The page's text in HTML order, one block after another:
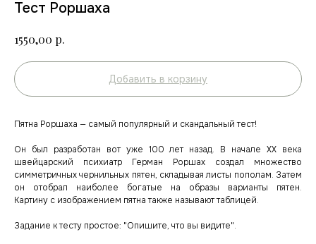
Тест Роршаха
1550,00 р.
Добавить в корзину
Пятна Роршаха — самый популярный и скандальный тест!
Он был разработан вот уже 100 лет назад. В начале ХХ века
швейцарский психиатр Герман Роршах создал множество
симметричных чернильных пятен, складывая листы пополам. Затем
он отобрал наиболее богатые на образы варианты пятен.
Картину с изображением пятна также называют таблицей.
Задание к тесту простое: "Опишите, что вы видите".